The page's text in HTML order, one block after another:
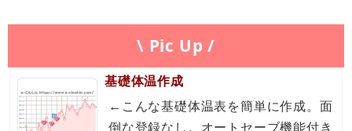
\ Pic Up /
基礎体温作成
←こんな基礎体温表を簡単に作成。面
倒な登録なし。オートセーブ機能付き